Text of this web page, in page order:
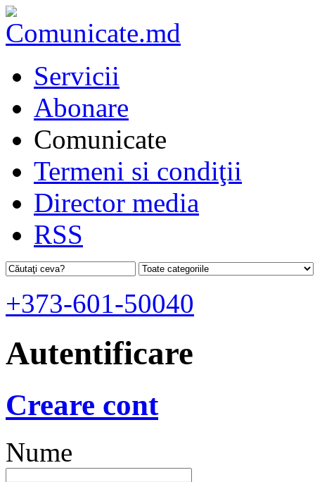
Servicii
Abonare
Comunicate
Termeni si condiţii
Director media
RSS
+373-601-50040
Autentificare
Creare cont
Nume